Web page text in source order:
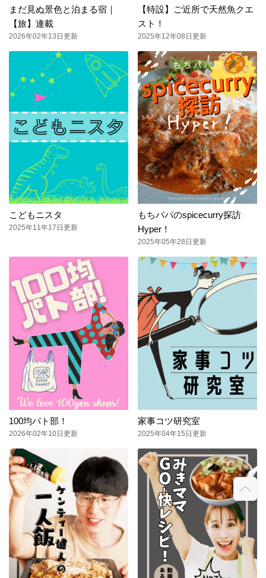
まだ見ぬ景色と泊まる宿｜
【旅】連載
2026年02年13日更新
【特設】ご近所で天然魚クエ
スト！
2025年12年08日更新
こどもニスタ
2025年11年17日更新
もちパパのspicecurry探訪
Hyper！
2025年05年28日更新
100均パト部！
2026年02年10日更新
家事コツ研究室
2025年04年15日更新